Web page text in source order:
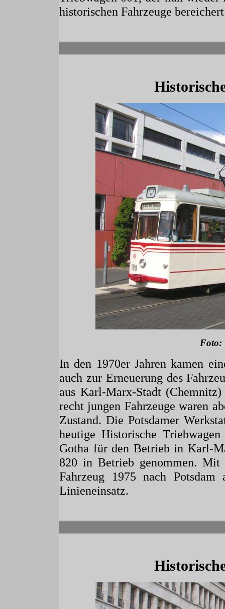
historischen Fahrzeuge
Foto:
In den 1970er Jahren kamen
auch zur Erneuerung des
aus Karl-Marx-Stadt
recht jungen Fahrzeuge waren
Zustand. Die Potsdamer
heutige Historische
Gotha für den Betrieb in Karl-
820 in Betrieb genommen.
Fahrzeug 1975 nach
Linieneinsatz.